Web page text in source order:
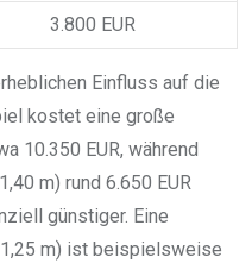
3.800 EUR
Einfluss auf die
kostet eine große
10.350 EUR, während
m) rund 6.650 EUR
günstiger. Eine
m) ist beispielsweise